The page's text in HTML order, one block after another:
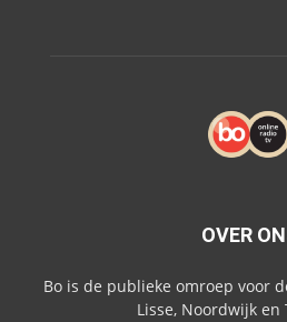
OVER
Bo is de publieke omroep voor
Lisse, Noordwijk en